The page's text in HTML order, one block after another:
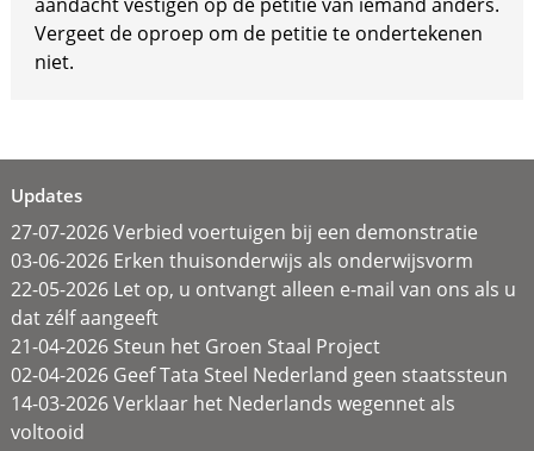
Vergeet de oproep om de petitie te ondertekenen
niet.
Updates
27-07-2026 Verbied voertuigen bij een demonstratie
03-06-2026 Erken thuisonderwijs als onderwijsvorm
22-05-2026 Let op, u ontvangt alleen e-mail van ons als u
dat zélf aangeeft
21-04-2026 Steun het Groen Staal Project
02-04-2026 Geef Tata Steel Nederland geen staatssteun
14-03-2026 Verklaar het Nederlands wegennet als
voltooid